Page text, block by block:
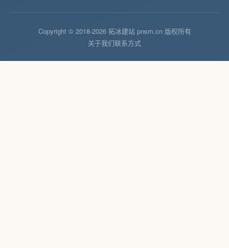
Copyright © 2018-2026 拓冰建站 pnsm.cn 版权所有
关于我们联系方式